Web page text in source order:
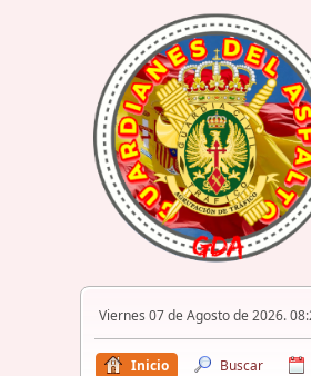
Viernes 07 de Agosto de 2026.
Inicio Buscar